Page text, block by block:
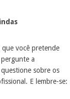
você pretende
a
sobre os
E lembre-se: